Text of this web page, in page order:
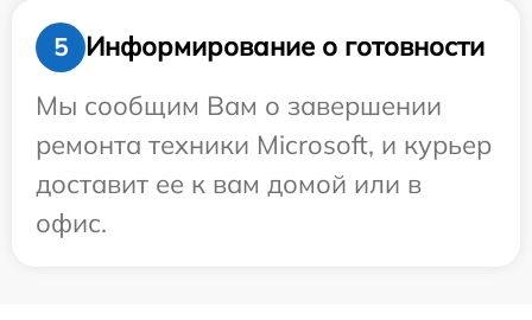
5
Информирование о готовности
Мы сообщим Вам о завершении
ремонта техники Microsoft, и курьер
доставит ее к вам домой или в
офис.